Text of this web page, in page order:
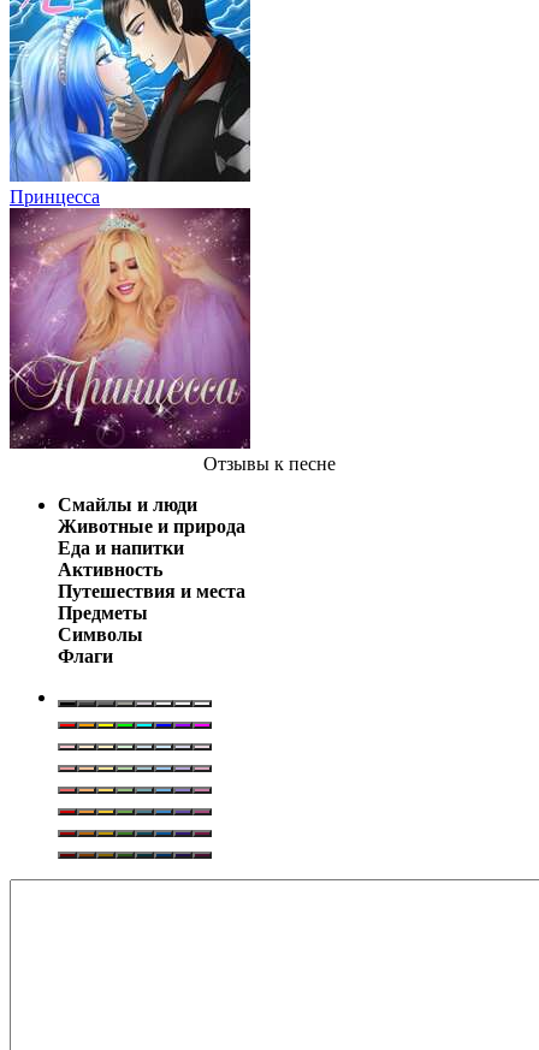
Принцесса
Отзывы к песне
Смайлы и люди
Животные и природа
Еда и напитки
Активность
Путешествия и места
Предметы
Символы
Флаги